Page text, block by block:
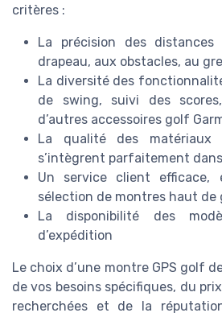
critères :
La précision des distances
drapeau, aux obstacles, au
La diversité des
de swing, suivi des
d’autres accessoires golf
La qualité des
s’intègrent parfaitement
Un service client efficace,
sélection de montres haut de
La disponibilité des
d’expédition
Le choix d’une montre GPS golf
de vos besoins spécifiques, du
recherchées et de la